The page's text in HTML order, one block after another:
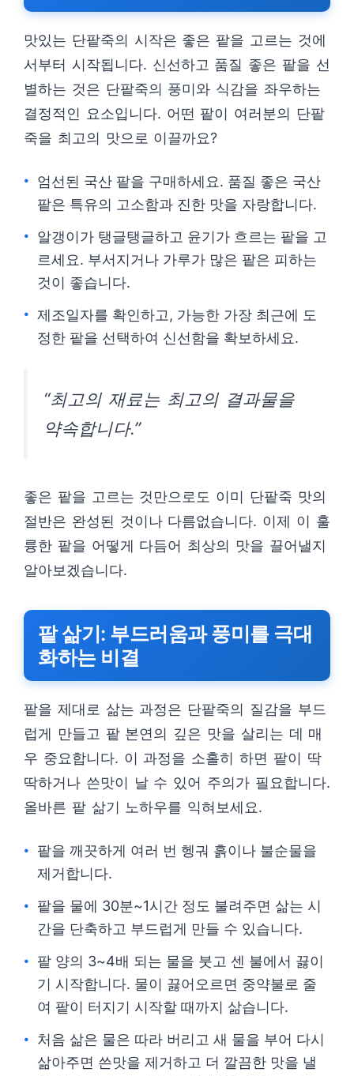
맛있는 단팥죽의 시작은 좋은 팥을 고르는 것에
서부터 시작됩니다. 신선하고 품질 좋은 팥을 선
별하는 것은 단팥죽의 풍미와 식감을 좌우하는
결정적인 요소입니다. 어떤 팥이 여러분의 단팥
죽을 최고의 맛으로 이끌까요?
엄선된 국산 팥을 구매하세요. 품질 좋은 국산
팥은 특유의 고소함과 진한 맛을 자랑합니다.
알갱이가 탱글탱글하고 윤기가 흐르는 팥을 고
르세요. 부서지거나 가루가 많은 팥은 피하는
것이 좋습니다.
제조일자를 확인하고, 가능한 가장 최근에 도
정한 팥을 선택하여 신선함을 확보하세요.
“최고의 재료는 최고의 결과물을
약속합니다.”
좋은 팥을 고르는 것만으로도 이미 단팥죽 맛의
절반은 완성된 것이나 다름없습니다. 이제 이 훌
륭한 팥을 어떻게 다듬어 최상의 맛을 끌어낼지
알아보겠습니다.
팥 삶기: 부드러움과 풍미를 극대
화하는 비결
팥을 제대로 삶는 과정은 단팥죽의 질감을 부드
럽게 만들고 팥 본연의 깊은 맛을 살리는 데 매
우 중요합니다. 이 과정을 소홀히 하면 팥이 딱
딱하거나 쓴맛이 날 수 있어 주의가 필요합니다.
올바른 팥 삶기 노하우를 익혀보세요.
팥을 깨끗하게 여러 번 헹궈 흙이나 불순물을
제거합니다.
팥을 물에 30분~1시간 정도 불려주면 삶는 시
간을 단축하고 부드럽게 만들 수 있습니다.
팥 양의 3~4배 되는 물을 붓고 센 불에서 끓이
기 시작합니다. 물이 끓어오르면 중약불로 줄
여 팥이 터지기 시작할 때까지 삶습니다.
처음 삶은 물은 따라 버리고 새 물을 부어 다시
삶아주면 쓴맛을 제거하고 더 깔끔한 맛을 낼